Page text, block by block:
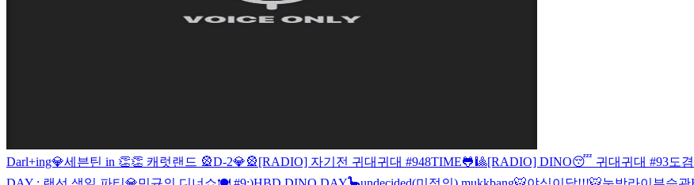
Darl+ing💎세븐틴 in 👏👏 캐럿랜드 🎡D-2💎🎡[RADIO] 자기전 귀대귀대 #948TIME🐸🎱[RADIO] DINO😴 귀대귀대 #93도